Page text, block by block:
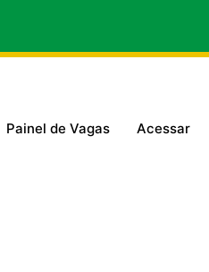
Painel de Vagas Acessar